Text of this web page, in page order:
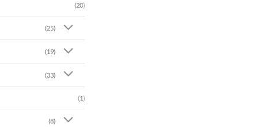
(20)
(25)
(19)
(33)
(1)
(8)